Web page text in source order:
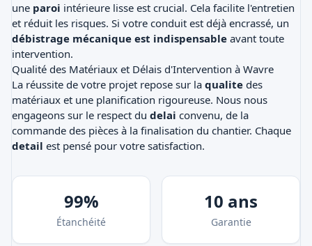
une paroi intérieure lisse est crucial. Cela facilite l'entretien
et réduit les risques. Si votre conduit est déjà encrassé, un
débistrage mécanique est indispensable avant toute
intervention.
Qualité des Matériaux et Délais d'Intervention à Wavre
La réussite de votre projet repose sur la qualite des
matériaux et une planification rigoureuse. Nous nous
engageons sur le respect du delai convenu, de la
commande des pièces à la finalisation du chantier. Chaque
detail est pensé pour votre satisfaction.
99%
Étanchéité
10 ans
Garantie